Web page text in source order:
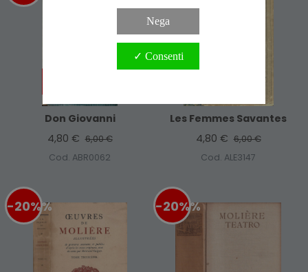
Don Giovanni
4,80 € 6,00 €
Cod. ABR0062
Les Femmes Savantes
4,80 € 6,00 €
Cod. ALE3147
-20%% -20%%
Nega
✓ Consenti